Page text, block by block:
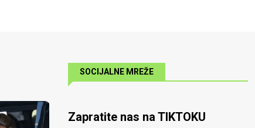
SOCIJALNE MREŽE
Zapratite nas na TIKTOKU